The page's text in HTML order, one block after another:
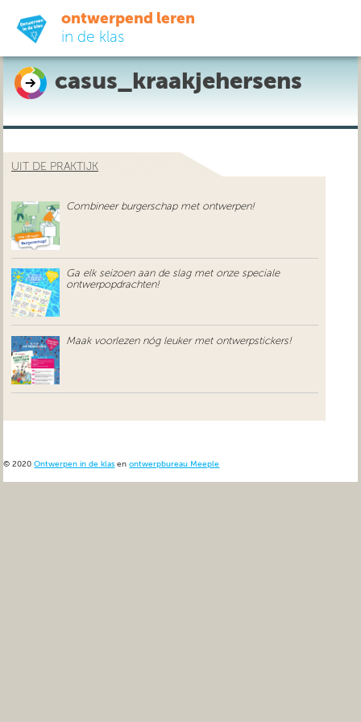
ontwerpend leren
in de klas
ready-to-go
do-it-yourself
uit de praktijk
over ons
casus_kraakjehersens
UIT DE PRAKTIJK
Combineer burgerschap met ontwerpen!
Ga elk seizoen aan de slag met onze speciale
ontwerpopdrachten!
Maak voorlezen nóg leuker met ontwerpstickers!
© 2020Ontwerpen in de klas enontwerpbureau Meeple